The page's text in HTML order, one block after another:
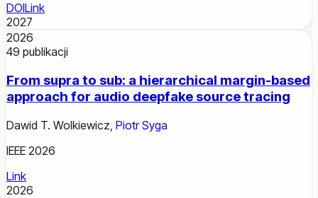
DOILink
2027
2026
49 publikacji
From supra to sub: a hierarchical margin-based
approach for audio deepfake source tracing
Dawid T. Wolkiewicz Piotr Syga
IEEE 2026
Link
2026